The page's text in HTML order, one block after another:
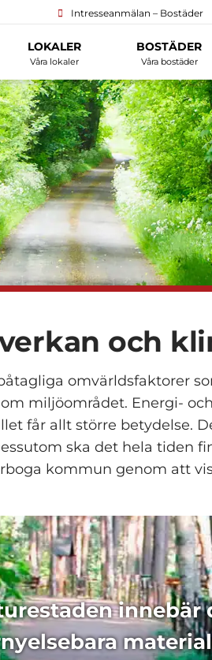
Intresseanmälan – Bostäder
LOKALER
Våra lokaler
BOSTÄDER
Våra bostäder
och
omvärldsfaktorer
miljöområdet. Energi-
får allt större betydelse.
ska det hela tiden
kommun genom att